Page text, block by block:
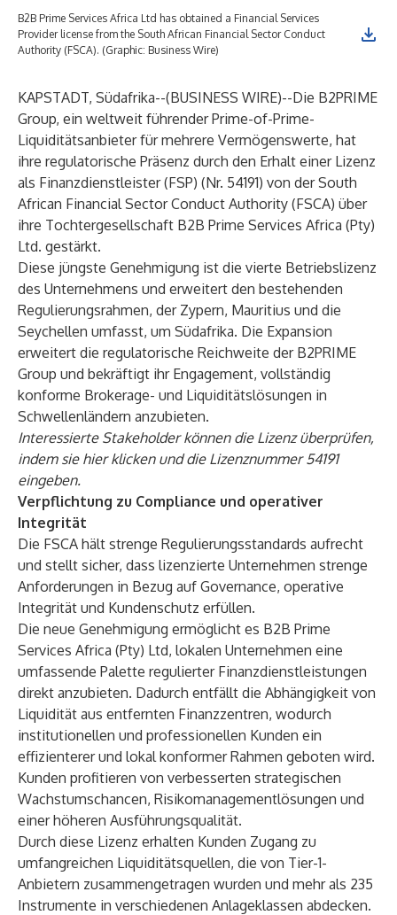
B2B Prime Services Africa Ltd has obtained a Financial Services
Provider license from the South African Financial Sector Conduct
Authority (FSCA). (Graphic: Business Wire)
KAPSTADT, Südafrika--(BUSINESS WIRE)--Die B2PRIME
Group, ein weltweit führender Prime-of-Prime-
Liquiditätsanbieter für mehrere Vermögenswerte, hat
ihre regulatorische Präsenz durch den Erhalt einer Lizenz
als Finanzdienstleister (FSP) (Nr. 54191) von der South
African Financial Sector Conduct Authority (FSCA) über
ihre Tochtergesellschaft B2B Prime Services Africa (Pty)
Ltd. gestärkt.
Diese jüngste Genehmigung ist die vierte Betriebslizenz
des Unternehmens und erweitert den bestehenden
Regulierungsrahmen, der Zypern, Mauritius und die
Seychellen umfasst, um Südafrika. Die Expansion
erweitert die regulatorische Reichweite der B2PRIME
Group und bekräftigt ihr Engagement, vollständig
konforme Brokerage- und Liquiditätslösungen in
Schwellenländern anzubieten.
Interessierte Stakeholder können die Lizenz überprüfen,
indem sie hier klicken und die Lizenznummer 54191
eingeben.
Verpflichtung zu Compliance und operativer
Integrität
Die FSCA hält strenge Regulierungsstandards aufrecht
und stellt sicher, dass lizenzierte Unternehmen strenge
Anforderungen in Bezug auf Governance, operative
Integrität und Kundenschutz erfüllen.
Die neue Genehmigung ermöglicht es B2B Prime
Services Africa (Pty) Ltd, lokalen Unternehmen eine
umfassende Palette regulierter Finanzdienstleistungen
direkt anzubieten. Dadurch entfällt die Abhängigkeit von
Liquidität aus entfernten Finanzzentren, wodurch
institutionellen und professionellen Kunden ein
effizienterer und lokal konformer Rahmen geboten wird.
Kunden profitieren von verbesserten strategischen
Wachstumschancen, Risikomanagementlösungen und
einer höheren Ausführungsqualität.
Durch diese Lizenz erhalten Kunden Zugang zu
umfangreichen Liquiditätsquellen, die von Tier-1-
Anbietern zusammengetragen wurden und mehr als 235
Instrumente in verschiedenen Anlageklassen abdecken.